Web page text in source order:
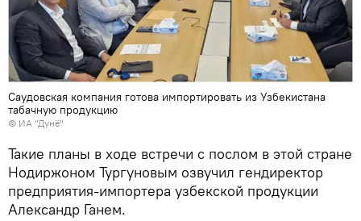
Саудовская компания готова импортировать из Узбекистана
табачную продукцию
© ИА "Дунё"
Такие планы в ходе встречи с послом в этой стране
Нодиржоном Тургуновым озвучил гендиректор
предприятия-импортера узбекской продукции
Александр Ганем.